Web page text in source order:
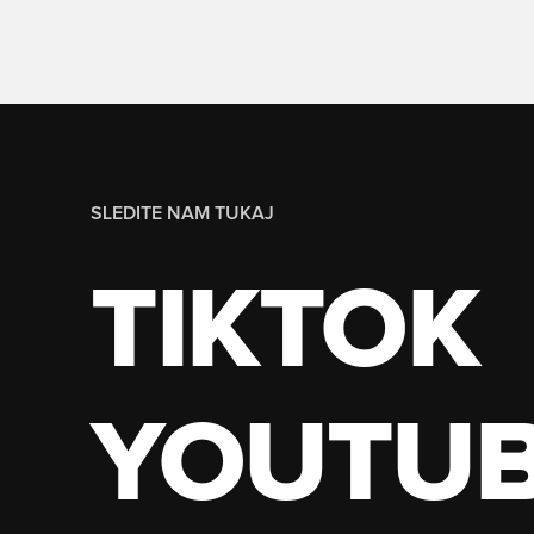
SLEDITE NAM TUKAJ
TIKTOK